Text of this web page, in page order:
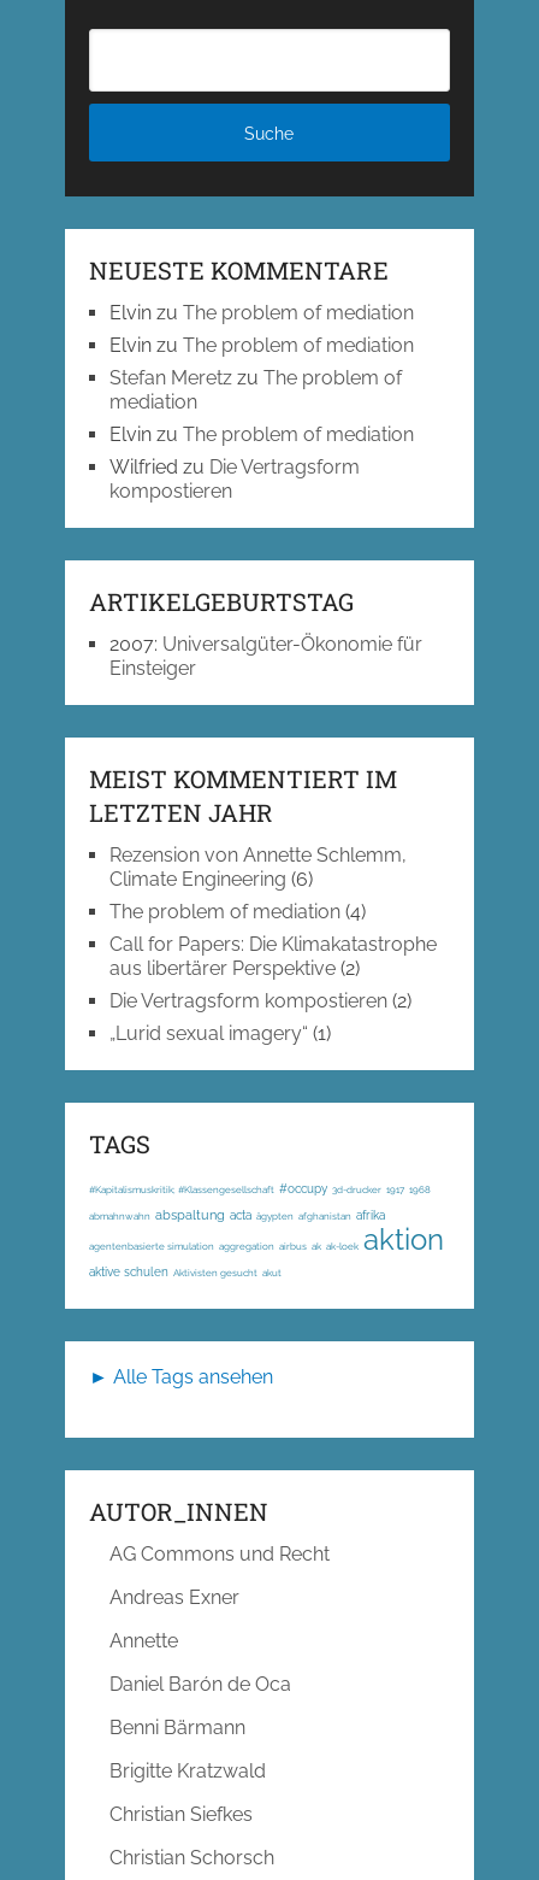
NEUESTE KOMMENTARE
Elvinzu The problem of mediation
Elvinzu The problem of mediation
Stefan Meretzzu The problem of
mediation
Elvinzu The problem of mediation
Wilfried zu Die Vertragsform
kompostieren
ARTIKELGEBURTSTAG
2007: Universalgüter-Ökonomie für
Einsteiger
MEIST KOMMENTIERT IM
LETZTEN JAHR
Rezension von Annette Schlemm,
Climate Engineering (6)
The problem of mediation(4)
Call for Papers: Die Klimakatastrophe
aus libertärer Perspektive(2)
Die Vertragsform kompostieren(2)
„Lurid sexual imagery“ (1)
TAGS
#Kapitalismuskritik; #Klassengesellschaft #occupy 3d-drucker 1917 1968
abmahnwahn abspaltung acta ägypten afghanistan afrika
agentenbasierte simulation aggregation airbus ak ak-loek aktion
aktive schulen Aktivisten gesucht akut
► Alle Tags ansehen
AUTOR_INNEN
AG Commons und Recht
Andreas Exner
Annette
Daniel Barón de Oca
Benni Bärmann
Brigitte Kratzwald
Christian Siefkes
Christian Schorsch